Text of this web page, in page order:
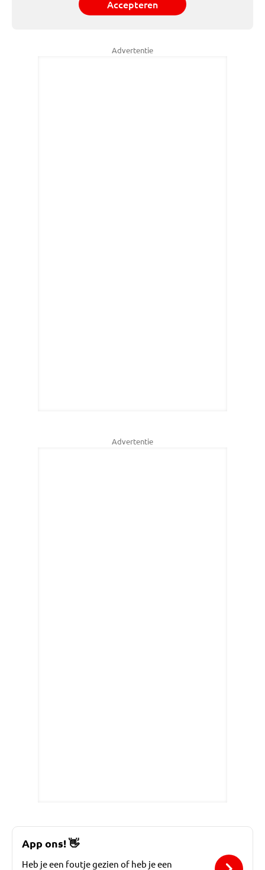
Accepteren
Advertentie
Advertentie
App ons!👋
Heb je een foutje gezien of heb je een